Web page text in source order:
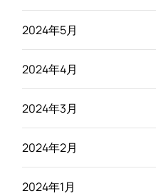
2024年5月
2024年4月
2024年3月
2024年2月
2024年1月